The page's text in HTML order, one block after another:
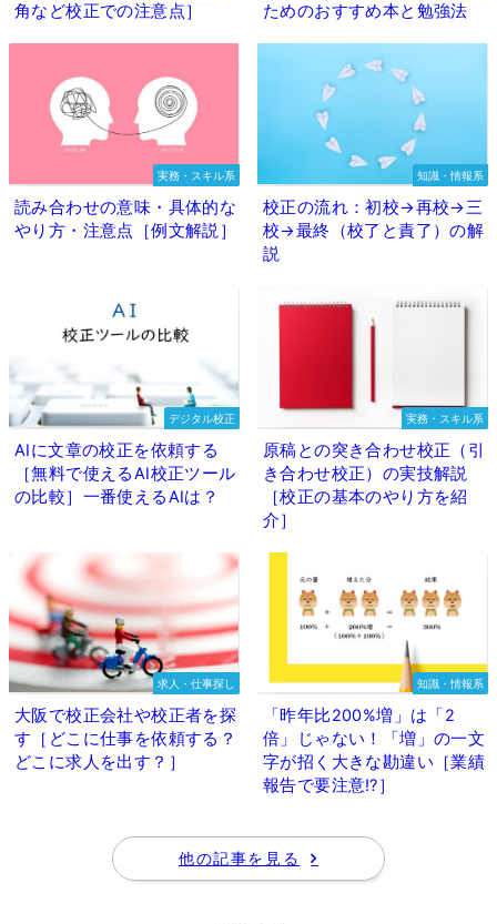
角など校正での注意点］
ためのおすすめ本と勉強法
実務・スキル系
読み合わせの意味・具体的な
やり方・注意点［例文解説］
知識・情報系
校正の流れ：初校→再校→三
校→最終（校了と責了）の解
説
デジタル校正
AIに文章の校正を依頼する
［無料で使えるAI校正ツール
の比較］一番使えるAIは？
実務・スキル系
原稿との突き合わせ校正（引
き合わせ校正）の実技解説
［校正の基本のやり方を紹
介］
求人・仕事探し
大阪で校正会社や校正者を探
す［どこに仕事を依頼する？
どこに求人を出す？］
知識・情報系
「昨年比200%増」は「2
倍」じゃない！「増」の一文
字が招く大きな勘違い［業績
報告で要注意⁉］
他の記事を見る